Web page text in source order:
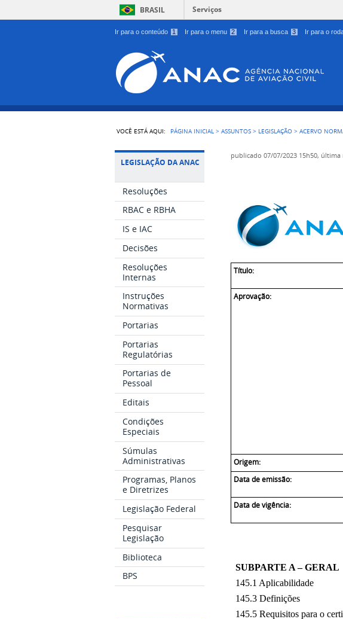
Ir para o conteúdo 1 Ir para o menu 2 Ir para a busca 3 Ir para o
BRASIL Serviços
VOCÊ ESTÁ AQUI: PÁGINA INICIAL >ASSUNTOS > LEGISLAÇÃO >ACERVO
LEGISLAÇÃO DA ANAC
Resoluções
RBAC e RBHA
IS e IAC
Decisões
Resoluções
Internas
Instruções
Normativas
Portarias
Portarias
Regulatórias
Portarias de
Pessoal
Editais
Condições
Especiais
Súmulas
Administrativas
Programas, Planos
e Diretrizes
Legislação Federal
Pesquisar
Legislação
Biblioteca
BPS
publicado 07/07/2023 15h50, última
Título:
Aprovação:
Origem:
Data de emissão:
Data de vigência:
SUBPARTE A – GERAL
145.1 Aplicabilidade
145.3 Definições
145.5 Requisitos para o